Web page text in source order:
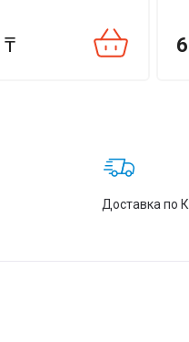
₸
Доставка по